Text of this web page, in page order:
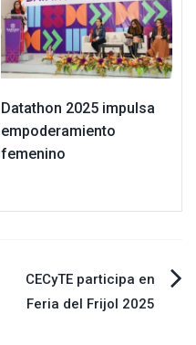
Datathon 2025 impulsa
empoderamiento
femenino
CECyTE participa en
Feria del Frijol 2025